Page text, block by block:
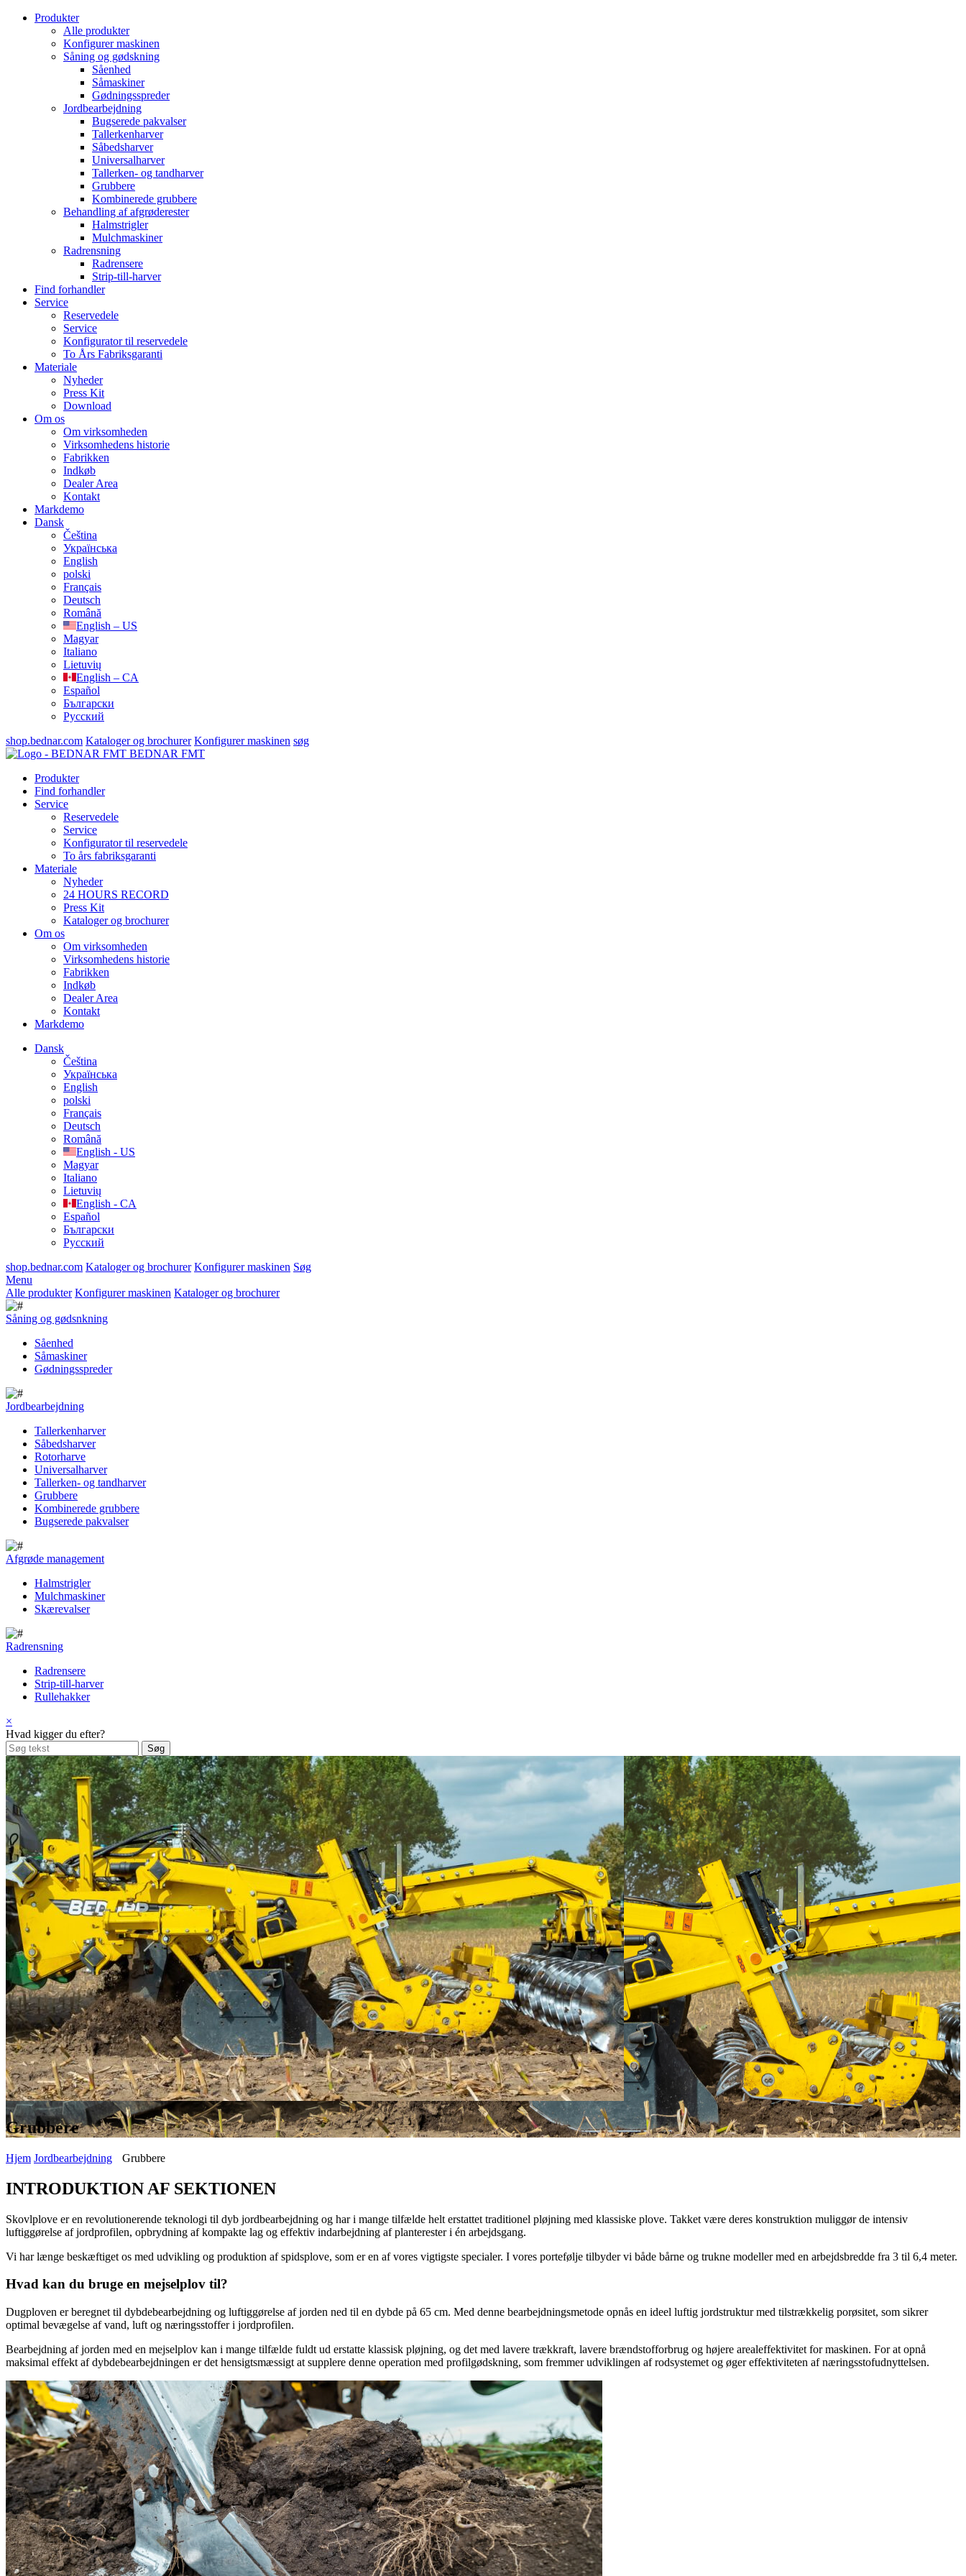
Produkter
Alle produkter
Konfigurer maskinen
Såning og gødskning
Såenhed
Såmaskiner
Gødningsspreder
Jordbearbejdning
Bugserede pakvalser
Tallerkenharver
Såbedsharver
Universalharver
Tallerken- og tandharver
Grubbere
Kombinerede grubbere
Behandling af afgrøderester
Halmstrigler
Mulchmaskiner
Radrensning
Radrensere
Strip-till-harver
Find forhandler
Service
Reservedele
Service
Konfigurator til reservedele
To Års Fabriksgaranti
Materiale
Nyheder
Press Kit
Download
Om os
Om virksomheden
Virksomhedens historie
Fabrikken
Indkøb
Dealer Area
Kontakt
Markdemo
Dansk
Čeština
Українська
English
polski
Français
Deutsch
Română
English – US
Magyar
Italiano
Lietuvių
English – CA
Español
Български
Русский
shop.bednar.com Kataloger og brochurer Konfigurer maskinen søg
BEDNAR FMT
Produkter
Find forhandler
Service
Reservedele
Service
Konfigurator til reservedele
To års fabriksgaranti
Materiale
Nyheder
24 HOURS RECORD
Press Kit
Kataloger og brochurer
Om os
Om virksomheden
Virksomhedens historie
Fabrikken
Indkøb
Dealer Area
Kontakt
Markdemo
Dansk
Čeština
Українська
English
polski
Français
Deutsch
Română
English - US
Magyar
Italiano
Lietuvių
English - CA
Español
Български
Русский
shop.bednar.com Kataloger og brochurer Konfigurer maskinen Søg
Menu
Alle produkter Konfigurer maskinen Kataloger og brochurer
Såning og gødsnkning
Såenhed
Såmaskiner
Gødningsspreder
Jordbearbejdning
Tallerkenharver
Såbedsharver
Rotorharve
Universalharver
Tallerken- og tandharver
Grubbere
Kombinerede grubbere
Bugserede pakvalser
Afgrøde management
Halmstrigler
Mulchmaskiner
Skærevalser
Radrensning
Radrensere
Strip-till-harver
Rullehakker
×
Hvad kigger du efter?
Grubbere
Hjem Jordbearbejdning Grubbere
INTRODUKTION AF SEKTIONEN
Skovlplove er en revolutionerende teknologi til dyb jordbearbejdning og har i mange tilfælde helt erstattet traditionel pløjning med klassiske plove. Takket være deres konstruktion muliggør de intensiv
luftiggørelse af jordprofilen, opbrydning af kompakte lag og effektiv indarbejdning af planterester i én arbejdsgang.
Vi har længe beskæftiget os med udvikling og produktion af spidsplove, som er en af vores vigtigste specialer. I vores portefølje tilbyder vi både bårne og trukne modeller med en arbejdsbredde fra 3 til 6,4 meter.
Hvad kan du bruge en mejselplov til?
Dugploven er beregnet til dybdebearbejdning og luftiggørelse af jorden ned til en dybde på 65 cm. Med denne bearbejdningsmetode opnås en ideel luftig jordstruktur med tilstrækkelig porøsitet, som sikrer
optimal bevægelse af vand, luft og næringsstoffer i jordprofilen.
Bearbejdning af jorden med en mejselplov kan i mange tilfælde fuldt ud erstatte klassisk pløjning, og det med lavere trækkraft, lavere brændstofforbrug og højere arealeffektivitet for maskinen. For at opnå
maksimal effekt af dybdebearbejdningen er det hensigtsmæssigt at supplere denne operation med profilgødskning, som fremmer udviklingen af rodsystemet og øger effektiviteten af næringsstofudnyttelsen.